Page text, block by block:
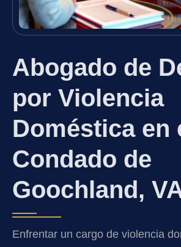
Abogado de
por Violencia
Doméstica en
Condado de
Goochland,
Enfrentar un cargo de violencia